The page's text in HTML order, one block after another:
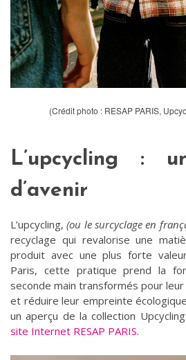
(Crédit photo : RESAP PARIS,
L’upcycling :
d’avenir
L’upcycling,(ou le surcyclage en
recyclage qui revalorise une
produit avec une plus forte
Paris, cette pratique prend la
seconde main transformés pour
et réduire leur empreinte
un aperçu de la collection
site Internet RESAP PARIS.